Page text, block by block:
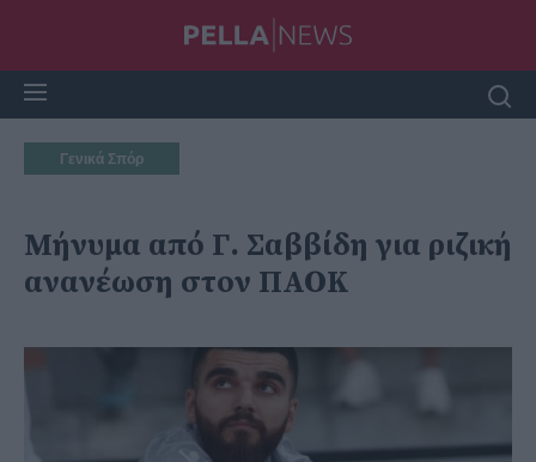
Γενικά Σπόρ
Μήνυμα από Γ. Σαββίδη για ριζική
ανανέωση στον ΠΑΟΚ